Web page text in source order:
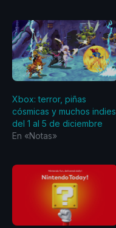
Xbox: terror, piñas
cósmicas y muchos indies
del 1 al 5 de diciembre
En «Notas»